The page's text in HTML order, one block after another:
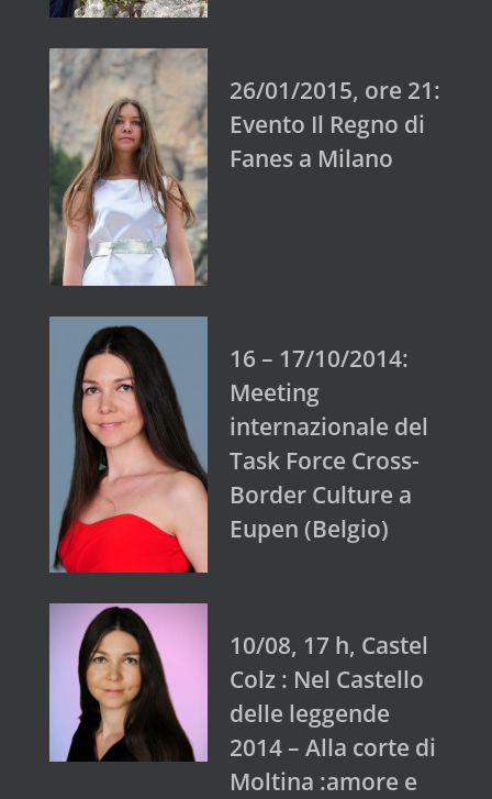
26/01/2015, ore 21:
Evento Il Regno di
Fanes a Milano
16 – 17/10/2014:
Meeting
internazionale del
Task Force Cross-
Border Culture a
Eupen (Belgio)
10/08, 17 h, Castel
Colz : Nel Castello
delle leggende
2014 – Alla corte di
Moltina :amore e